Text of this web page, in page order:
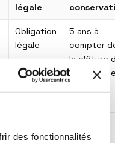
des fonctionnalités
légale
Obligation
légale
5 ans à
compter
la clôture
la
légale
retrait de